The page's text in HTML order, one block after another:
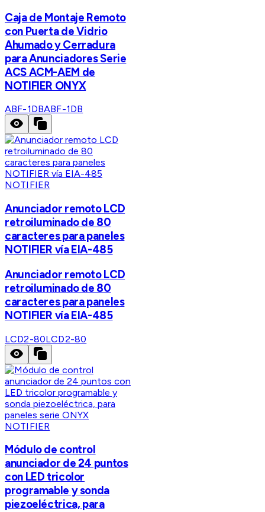
Caja de Montaje Remoto
con Puerta de Vidrio
Ahumado y Cerradura
para Anunciadores Serie
ACS ACM-AEM de
NOTIFIER ONYX
ABF-1DBABF-1DB
NOTIFIER
Anunciador remoto LCD
retroiluminado de 80
caracteres para paneles
NOTIFIER vía EIA-485
Anunciador remoto LCD
retroiluminado de 80
caracteres para paneles
NOTIFIER vía EIA-485
LCD2-80LCD2-80
NOTIFIER
Módulo de control
anunciador de 24 puntos
con LED tricolor
programable y sonda
piezoeléctrica, para